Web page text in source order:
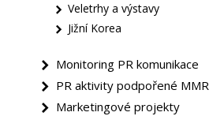
Veletrhy a výstavy
Jižní Korea
Monitoring PR komunikace
PR aktivity podpořené MMR
Marketingové projekty